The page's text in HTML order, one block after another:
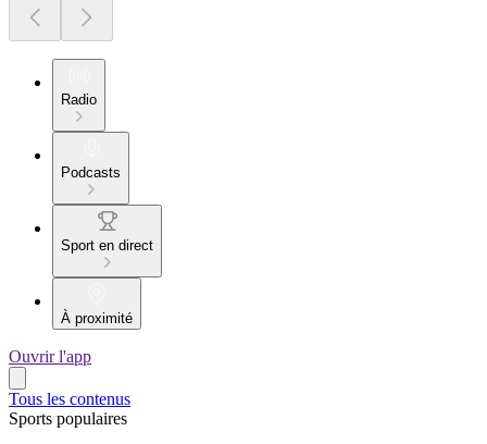
Radio
Podcasts
Sport en direct
À proximité
Ouvrir l'app
Tous les contenus
Sports populaires